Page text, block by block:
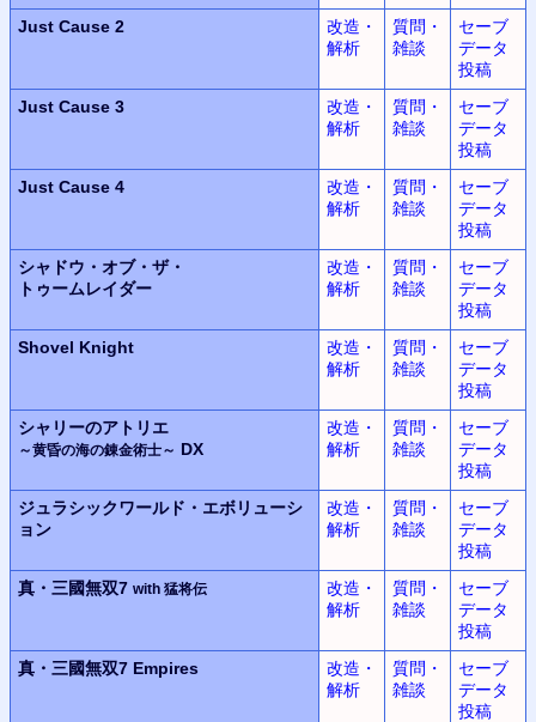
Just Cause 2
改造・
解析
質問・
雑談
セーブ
データ
投稿
Just Cause 3
改造・
解析
質問・
雑談
セーブ
データ
投稿
Just Cause 4
改造・
解析
質問・
雑談
セーブ
データ
投稿
シャドウ・オブ・ザ・
トゥームレイダー
改造・
解析
質問・
雑談
セーブ
データ
投稿
Shovel Knight
改造・
解析
質問・
雑談
セーブ
データ
投稿
シャリーのアトリエ
～黄昏の海の錬金術士～ DX
改造・
解析
質問・
雑談
セーブ
データ
投稿
ジュラシックワールド・エボリューシ
ョン
改造・
解析
質問・
雑談
セーブ
データ
投稿
真・三國無双7 with 猛将伝
改造・
解析
質問・
雑談
セーブ
データ
投稿
真・三國無双7 Empires
改造・
解析
質問・
雑談
セーブ
データ
投稿